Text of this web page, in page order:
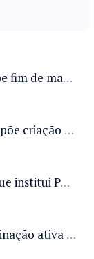
Projeto de Lei 1947/26 propõe fim de margens para cartão de crédito e consignado do INSS
Projeto de Lei 1955/2026 propõe criação de geração livre de fumo ao restringir venda de vapes a nascidos desde 1º de janeiro de 2009
Câmara analisa PL 1852/26 que institui Política Nacional de Gestão de Desempenho e Eficiência para servidores públicos
Dorinaldo Malafaia pede vacinação ativa ao Ministério da Saúde para reverter queda na cobertura vacinal no Brasil